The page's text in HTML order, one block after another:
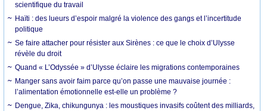
scientifique du travail
Haïti : des lueurs d’espoir malgré la violence des gangs et l’incertitude
politique
Se faire attacher pour résister aux Sirènes : ce que le choix d’Ulysse
révèle du droit
Quand « L’Odyssée » d’Ulysse éclaire les migrations contemporaines
Manger sans avoir faim parce qu’on passe une mauvaise journée :
l’alimentation émotionnelle est-elle un problème ?
Dengue, Zika, chikungunya : les moustiques invasifs coûtent des milliards,